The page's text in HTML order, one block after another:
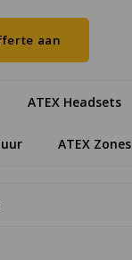
aan
ATEX Headsets
ATEX Zones